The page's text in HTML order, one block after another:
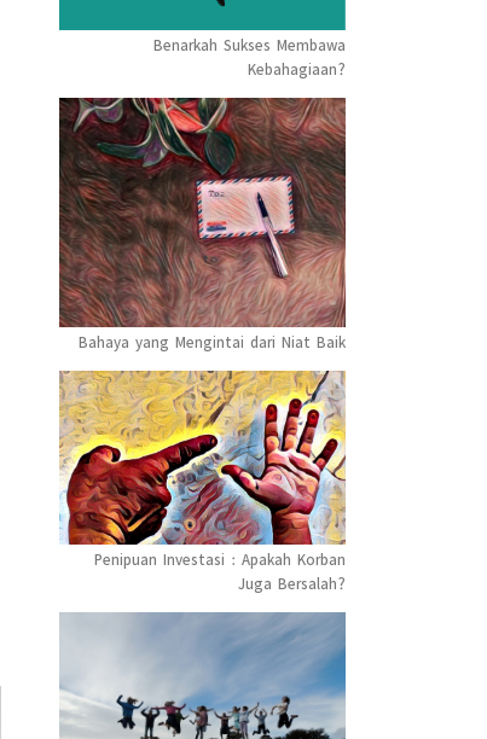
Benarkah Sukses Membawa
Kebahagiaan?
Bahaya yang Mengintai dari Niat Baik
Penipuan Investasi : Apakah Korban
Juga Bersalah?